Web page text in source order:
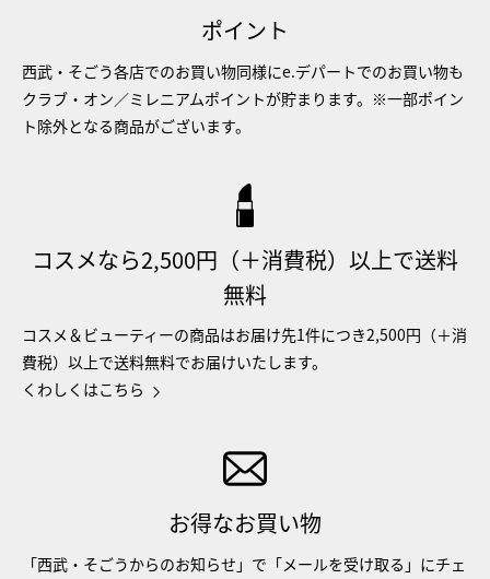
ポイント
西武・そごう各店でのお買い物同様にe.デパートでのお買い物も
クラブ・オン／ミレニアムポイントが貯まります。※一部ポイン
ト除外となる商品がございます。
コスメなら2,500円（＋消費税）以上で送料
無料
コスメ＆ビューティーの商品はお届け先1件につき2,500円（＋消
費税）以上で送料無料でお届けいたします。
くわしくはこちら
お得なお買い物
「西武・そごうからのお知らせ」で「メールを受け取る」にチェ